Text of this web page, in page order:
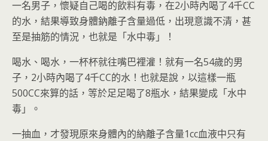
一名男子，懷疑自己喝的飲料有毒，在2小時內喝了4千CC
的水，結果導致身體鈉離子含量過低，出現意識不清，甚
至是抽筋的情況，也就是「水中毒」！
喝水、喝水，一杯杯就往嘴巴裡灌！就有一名54歲的男
子，2小時內喝了4千CC的水！也就是說，以這樣一瓶
500CC來算的話，等於足足喝了8瓶水，結果變成「水中
毒」。
一抽血，才發現原來身體內的納離子含量1cc血液中只有